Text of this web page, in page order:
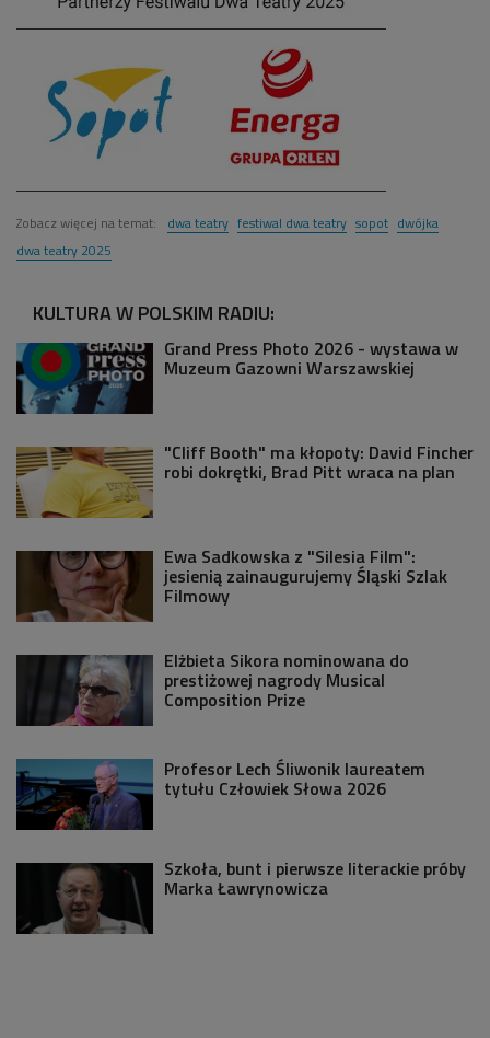
Zobacz więcej na temat: dwa teatry festiwal dwa teatry sopot dwójka
dwa teatry 2025
KULTURA W POLSKIM RADIU:
Grand Press Photo 2026 - wystawa w
Muzeum Gazowni Warszawskiej
"Cliff Booth" ma kłopoty: David Fincher
robi dokrętki, Brad Pitt wraca na plan
Ewa Sadkowska z "Silesia Film":
jesienią zainaugurujemy Śląski Szlak
Filmowy
Elżbieta Sikora nominowana do
prestiżowej nagrody Musical
Composition Prize
Profesor Lech Śliwonik laureatem
tytułu Człowiek Słowa 2026
Szkoła, bunt i pierwsze literackie próby
Marka Ławrynowicza